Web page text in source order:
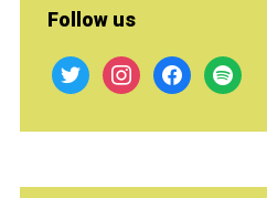
Follow us
twitter instagramfacebook
spotify